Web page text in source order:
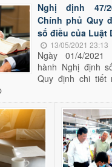
Nghị định 47/
Chính phủ Quy
số điều của Luật
13/05/2021 23:13
Ngày 01/4/
hành Nghị định
Quy định chi tiết